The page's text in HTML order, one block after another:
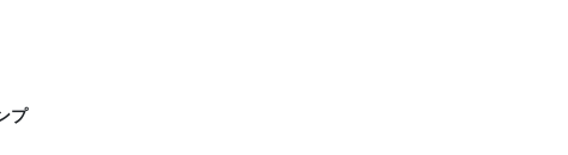
プ